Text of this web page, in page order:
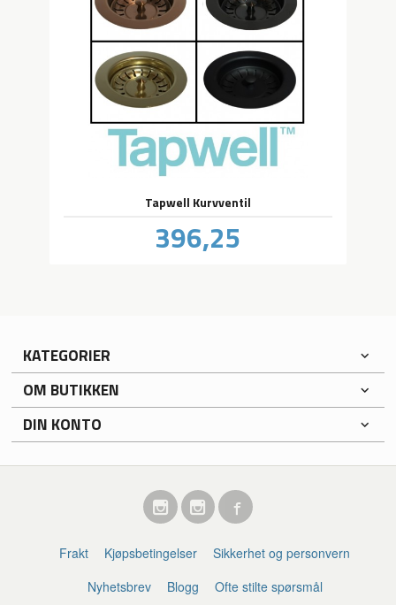
Tapwell Kurvventil
Pris
396,25
KATEGORIER
OM BUTIKKEN
DIN KONTO
Frakt Kjøpsbetingelser
Sikkerhet og personvern
Nyhetsbrev
Blogg Ofte stilte spørsmål